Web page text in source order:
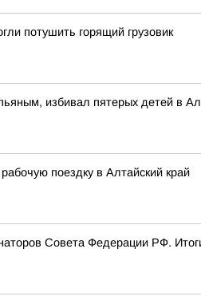
потушить горящий грузовик
избивал пятерых детей в
поездку в Алтайский край
Совета Федерации РФ.